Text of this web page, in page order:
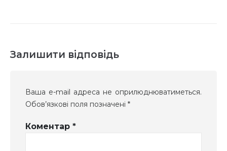
Залишити відповідь
Ваша e-mail адреса не оприлюднюватиметься.
Обов’язкові поля позначені *
Коментар *